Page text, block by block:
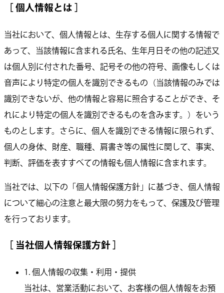
［ 個人情報とは ］
当社において、個人情報とは、生存する個人に関する情報で
あって、当該情報に含まれる氏名、生年月日その他の記述又
は個人別に付された番号、記号その他の符号、画像もしくは
音声により特定の個人を識別できるもの（当該情報のみでは
識別できないが、他の情報と容易に照合することができ、そ
れにより特定の個人を識別できるものを含みます。）をいう
ものとします。さらに、個人を識別できる情報に限られず、
個人の身体、財産、職種、肩書き等の属性に関して、事実、
判断、評価を表すすべての情報も個人情報に含まれます。
当社では、以下の「個人情報保護方針」に基づき、個人情報
について細心の注意と最大限の努力をもって、保護及び管理
を行っております。
［ 当社個人情報保護方針 ］
1. 個人情報の収集・利用・提供
当社は、営業活動において、お客様の個人情報をお預